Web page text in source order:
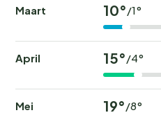
Maart 10°/1°
April 15°/4°
Mei 19°/8°